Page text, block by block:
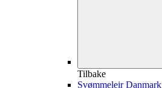
Tilbake
Svømmeleir Danmark